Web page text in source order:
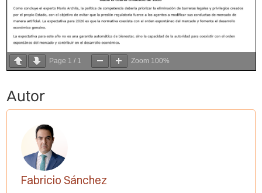
Page 1 / 1 Zoom 100%
Autor
Fabricio Sánchez